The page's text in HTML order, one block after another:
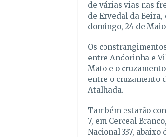
de várias vias nas
de Ervedal da Beira,
domingo, 24 de
Os
entre Andorinha e
Mato e o
entre o cruzamento
Atalhada.
Também estarão
7, em Cerceal
Nacional 337,